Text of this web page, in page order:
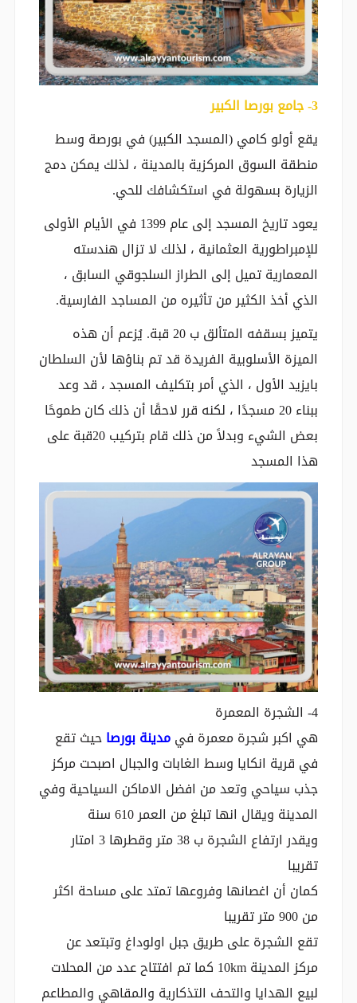
‎3- جامع بورصا الكبير
يقع أولو كامي (المسجد الكبير) في بورصة وسط
منطقة السوق المركزية بالمدينة ، لذلك يمكن دمج
الزيارة بسهولة في استكشافك للحي.
يعود تاريخ المسجد إلى عام 1399 في الأيام الأولى
للإمبراطورية العثمانية ، لذلك لا تزال هندسته
المعمارية تميل إلى الطراز السلجوقي السابق ،
الذي أخذ الكثير من تأثيره من المساجد الفارسية.
يتميز بسقفه المتألق ب 20 قبة. يُزعم أن هذه
الميزة الأسلوبية الفريدة قد تم بناؤها لأن السلطان
بايزيد الأول ، الذي أمر بتكليف المسجد ، قد وعد
ببناء 20 مسجدًا ، لكنه قرر لاحقًا أن ذلك كان طموحًا
بعض الشيء وبدلاً من ذلك قام بتركيب 20قبة على
هذا المسجد
‎4- الشجرة المعمرة
هي اكبر شجرة معمرة فيمدينة بورصاحيث تقع
في قرية انكايا وسط الغابات والجبال اصبحت مركز
جذب سياحي وتعد من افضل الاماكن السياحية وفي
المدينة ويقال انها تبلغ من العمر 610 سنة
ويقدر ارتفاع الشجرة ب 38 متر وقطرها 3 امتار
تقريبا
كمان أن اغصانها وفروعها تمتد على مساحة اكثر
من 900 متر تقريبا
تقع الشجرة على طريق جبل اولوداغ وتبتعد عن
مركز المدينة 10km كما تم افتتاح عدد من المحلات
لبيع الهدايا والتحف التذكارية والمقاهي والمطاعم